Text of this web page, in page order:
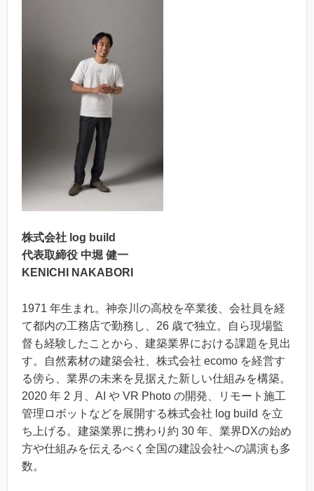
株式会社 log build
代表取締役 中堀 健一
KENICHI NAKABORI
1971 年生まれ。神奈川の高校を卒業後、会社員を経
て都内の工務店で勤務し、26 歳で独立。自ら現場監
督も経験したことから、建築業界における課題を見出
す。自然素材の建築会社、株式会社 ecomo を経営す
る傍ら、業界の未来を見据えた新しい仕組みを構築。
2020 年 2 月、AI や VR Photo の開発、リモート施工
管理ロボットなどを展開する株式会社 log build を立
ち上げる。建築業界に携わり約 30 年、業界DXの始め
方や仕組みを伝えるべく全国の建設会社への講演も多
数。